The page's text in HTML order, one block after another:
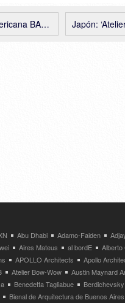
Japón: ‘Atelier Bisque
la Convocatoria
Abu Dhabi Adamo-Faiden
Aires Mateus al bordE
Alberto
APOLLO Architects
Apollo
Atelier Bow-Wow
Austin Maynard
Benedetta Tagliabue
Bienal de Arquitectura de Buenos Aires